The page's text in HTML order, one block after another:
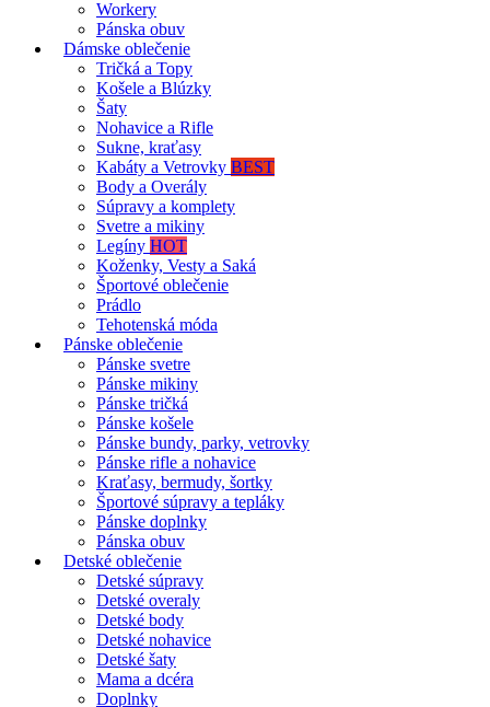
Workery
Pánska obuv
Dámske oblečenie
Tričká a Topy
Košele a Blúzky
Šaty
Nohavice a Rifle
Sukne, kraťasy
Kabáty a Vetrovky BEST
Body a Overály
Súpravy a komplety
Svetre a mikiny
Legíny HOT
Koženky, Vesty a Saká
Športové oblečenie
Prádlo
Tehotenská móda
Pánske oblečenie
Pánske svetre
Pánske mikiny
Pánske tričká
Pánske košele
Pánske bundy, parky, vetrovky
Pánske rifle a nohavice
Kraťasy, bermudy, šortky
Športové súpravy a tepláky
Pánske doplnky
Pánska obuv
Detské oblečenie
Detské súpravy
Detské overaly
Detské body
Detské nohavice
Detské šaty
Mama a dcéra
Doplnky